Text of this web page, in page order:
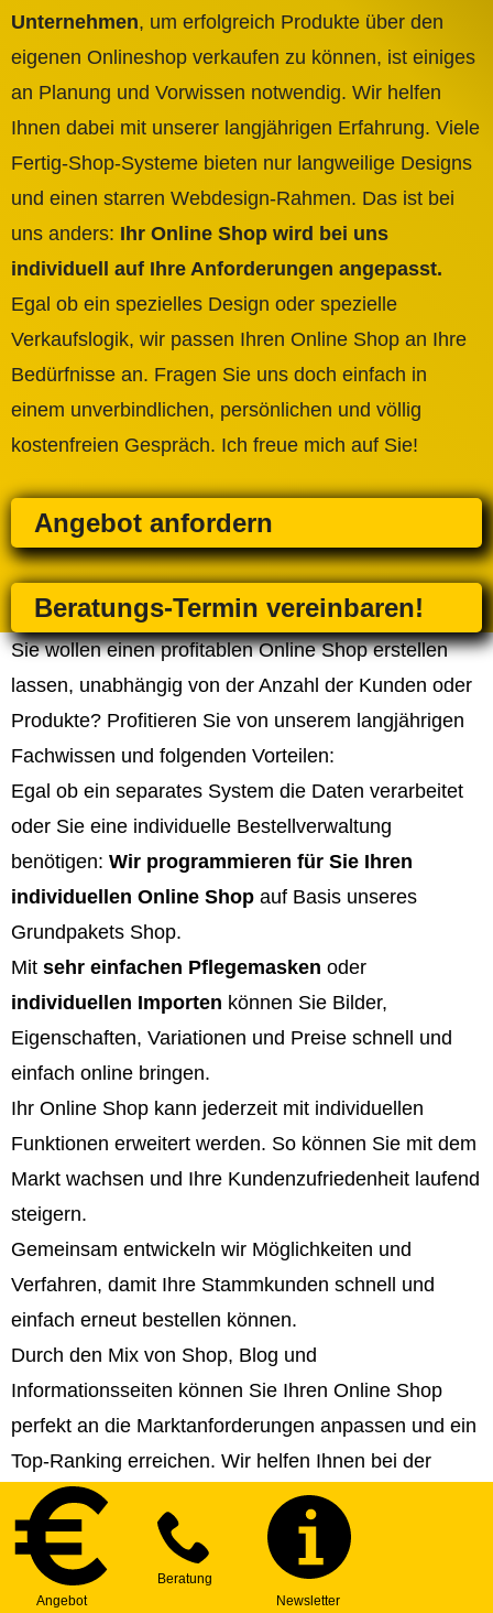
Unternehmen, um erfolgreich Produkte über den
eigenen Onlineshop verkaufen zu können, ist einiges
an Planung und Vorwissen notwendig. Wir helfen
Ihnen dabei mit unserer langjährigen Erfahrung. Viele
Fertig-Shop-Systeme bieten nur langweilige Designs
und einen starren Webdesign-Rahmen. Das ist bei
uns anders: Ihr Online Shop wird bei uns
individuell auf Ihre Anforderungen angepasst.
Egal ob ein spezielles Design oder spezielle
Verkaufslogik, wir passen Ihren Online Shop an Ihre
Bedürfnisse an. Fragen Sie uns doch einfach in
einem unverbindlichen, persönlichen und völlig
kostenfreien Gespräch. Ich freue mich auf Sie!
Angebot anfordern
Beratungs-Termin vereinbaren!
Sie wollen einen profitablen Online Shop erstellen
lassen, unabhängig von der Anzahl der Kunden oder
Produkte? Profitieren Sie von unserem langjährigen
Fachwissen und folgenden Vorteilen:
Egal ob ein separates System die Daten verarbeitet
oder Sie eine individuelle Bestellverwaltung
benötigen: Wir programmieren für Sie Ihren
individuellen Online Shop auf Basis unseres
Grundpakets Shop.
Mit sehr einfachen Pflegemasken oder
individuellen Importen können Sie Bilder,
Eigenschaften, Variationen und Preise schnell und
einfach online bringen.
Ihr Online Shop kann jederzeit mit individuellen
Funktionen erweitert werden. So können Sie mit dem
Markt wachsen und Ihre Kundenzufriedenheit laufend
steigern.
Gemeinsam entwickeln wir Möglichkeiten und
Verfahren, damit Ihre Stammkunden schnell und
einfach erneut bestellen können.
Durch den Mix von Shop, Blog und
Informationsseiten können Sie Ihren Online Shop
perfekt an die Marktanforderungen anpassen und ein
Top-Ranking erreichen. Wir helfen Ihnen bei der
Strategie- und Contenterstellung!
Sie können Ihren Online Shop in beliebig viele
Sprachen veröffentlichen und somit internationale
Märkte erschließen.